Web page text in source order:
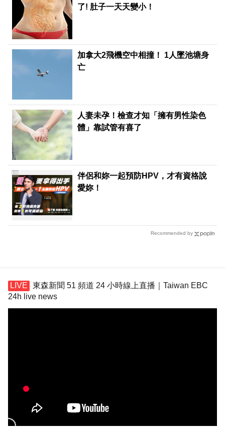
了! 肚子一天天變小！
加拿大2飛機空中相撞！ 1人墜池塘身
亡
人妻未孕！檢查才知「擁有男性染色
體」靠試管有喜了
伴侶和妳一起預防HPV，才有資格說
愛妳！
PR
Recommended by
東森新聞 51 頻道 24 小時線上直播｜Taiwan EBC
24h live news